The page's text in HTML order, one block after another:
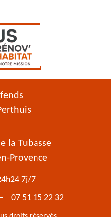
la Tubasse
Provence
7j/7
- 07 51 15 22 32